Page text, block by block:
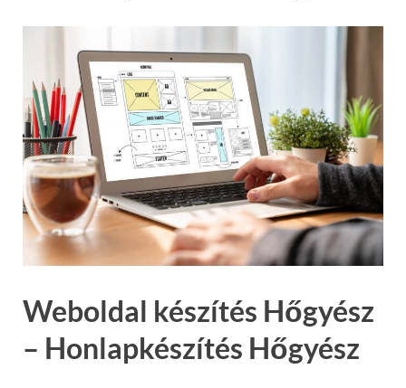
Weboldal készítés Hőgyész
– Honlapkészítés Hőgyész